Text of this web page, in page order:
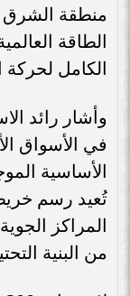
منطقة
الطاقة
الكامل لحركة
وأشار رائد
في الأسواق
تُعيد رسم
المراكز
من البنية